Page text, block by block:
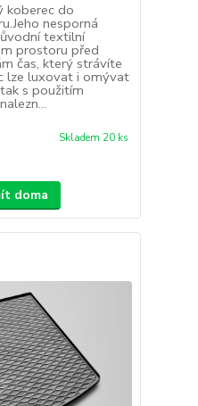
koberec do
nesporná
textilní
prostoru před
čas, který strávíte
lze luxovat i omývat
s použitím
Skladem 20 ks
doma